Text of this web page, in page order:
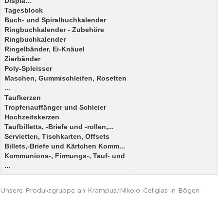
Tagesblock
Buch- und Spiralbuchkalender
Ringbuchkalender - Zubehöre
Ringbuchkalender
Ringelbänder, Ei-Knäuel
Zierbänder
Poly-Spleisser
Maschen, Gummischleifen, Rosetten
...
Taufkerzen
Tropfenauffänger und Schleier
Hochzeitskerzen
Taufbilletts, -Briefe und -rollen,...
Servietten, Tischkarten, Offsets
Billets,-Briefe und Kärtchen Komm...
Kommunions-, Firmungs-, Tauf- und
...
Unsere Produktgruppe an Krampus/Nikolo-Cellglas in Bögen